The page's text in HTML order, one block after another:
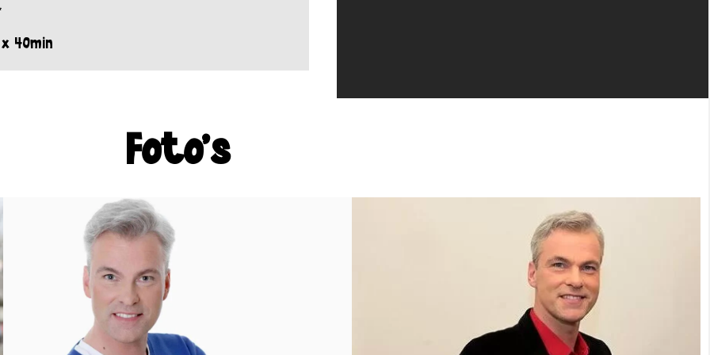
x 40min
Foto's